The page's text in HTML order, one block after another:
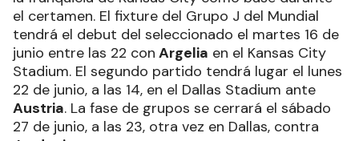
el certamen. El fixture del Grupo J del Mundial
tendrá el debut del seleccionado el martes 16 de
junio entre las 22 con Argelia en el Kansas City
Stadium. El segundo partido tendrá lugar el lunes
22 de junio, a las 14, en el Dallas Stadium ante
Austria. La fase de grupos se cerrará el sábado
27 de junio, a las 23, otra vez en Dallas, contra